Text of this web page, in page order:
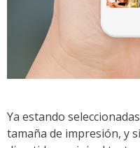
Ya estando
tamaña de impresión, y